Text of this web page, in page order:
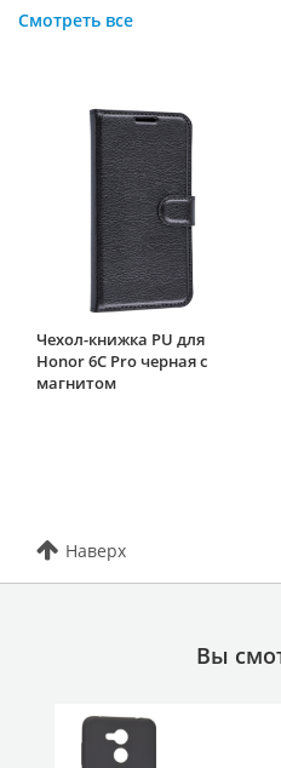
Смотреть все
Чехол-книжка PU для
Honor 6C Pro черная с
магнитом
Наверх
Вы